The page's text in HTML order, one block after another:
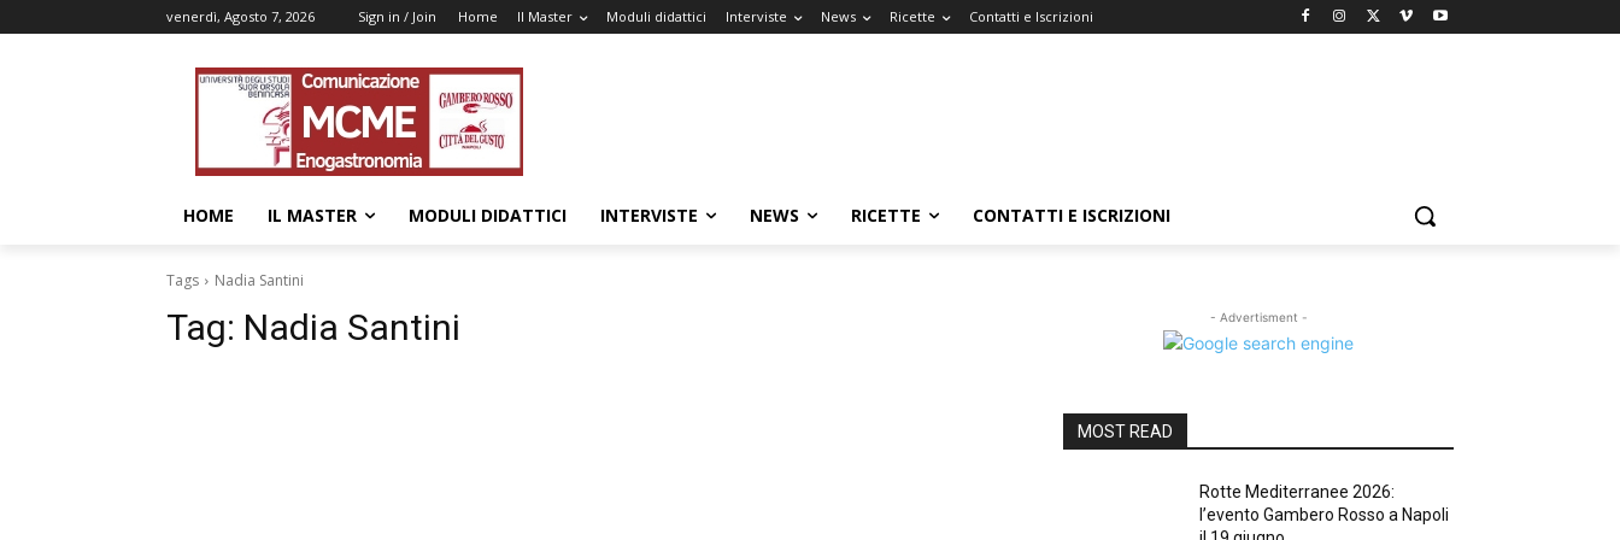
venerdì, Agosto 7, 2026 Sign in / Join Home Il Master Moduli didattici Interviste News Ricette Contatti e Iscrizioni
HOME IL MASTER MODULI DIDATTICI INTERVISTE NEWS RICETTE CONTATTI E ISCRIZIONI
Tags Nadia Santini
Tag: Nadia Santini - Advertisment -
MOST READ
Rotte Mediterranee 2026:
l’evento Gambero Rosso a Napoli